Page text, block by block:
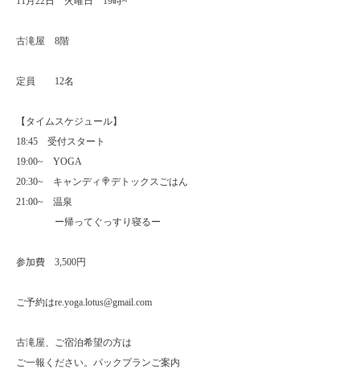
古滝屋 8階
定員 12名
【タイムスケジュール】
18:45 受付スタート
19:00~
YOGA
20:30~ キャンディ 🍭デトックスごはん
21:00~ 温泉
ー帰ってぐっすり寝るー
参加費 3,500円
ご予約はre.yoga.lotus@gmail.com
古滝屋、ご宿泊希望の方は
ご一報ください。パックプランご案内